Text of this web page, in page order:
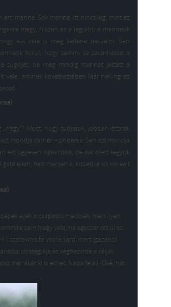
marine. Sok marine. Itt nincs lag, mint az
megy, hiszen ez a legjobb a marineok
ezt vele is meg kellene beszélni. Sen
körül, hogy semmi se zavarhassa a
súgóját, de még mindig marinet jelzett a
vele, aminek következtében MarineKing az
Most, hogy tudjátok, jobban érzitek
mondja carrier + phoenix. Sen azt mondja
ezt ügyesen kijátszotta, de azt azért tegyük
ellen, had menjen ő, kiszedi a kis koreait
ezek a csapatos meccsek, mert ilyen
sem megy vele, ha egyszer ott ül az
szétownolta volna sant, mert igazából
stratégiája és véghezvitte a célját.
már akár ki is eshet. Nada feláll. Oké, hát